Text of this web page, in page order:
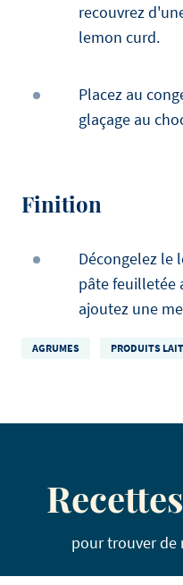
recouvrez
lemon curd.
Placez au
glaçage au
Finition
Décongelez le
pâte feuilletée
ajoutez une
AGRUMES PRODUITS
pour trouver de